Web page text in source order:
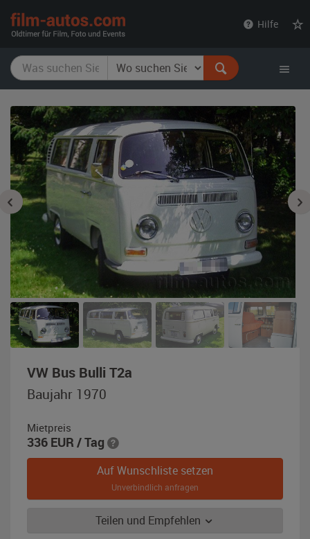
Hilfe
VW Bus Bulli T2a
Baujahr 1970
Mietpreis
336 EUR / Tag
Auf Wunschliste setzen
Unverbindlich anfragen
Teilen und Empfehlen